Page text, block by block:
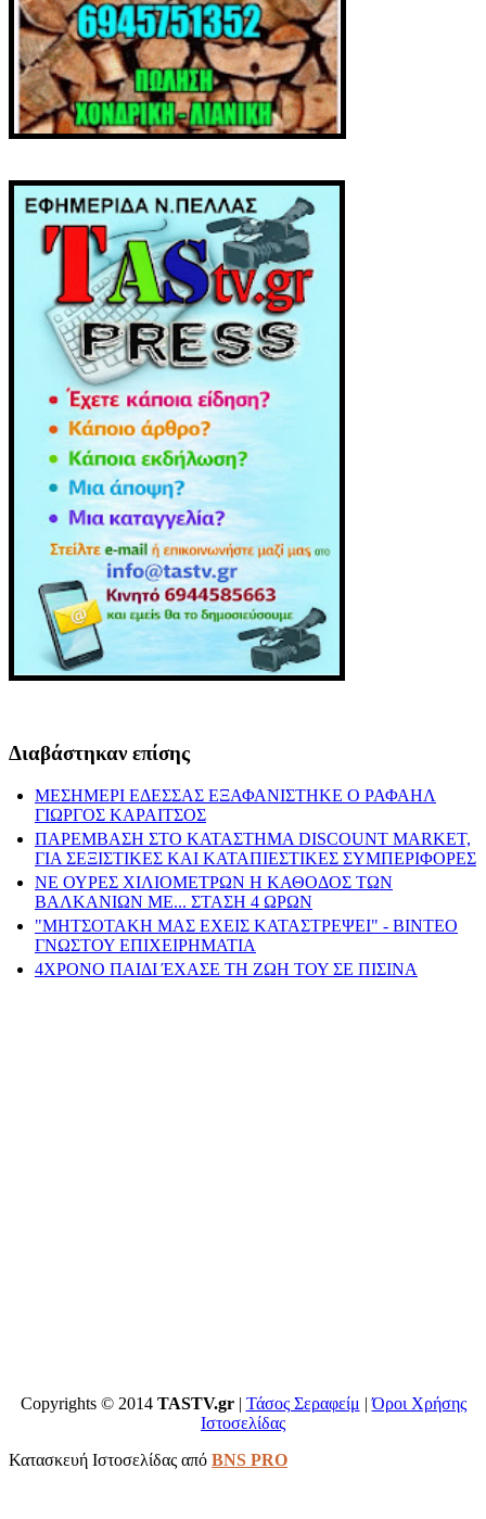
Διαβάστηκαν επίσης
ΜΕΣΗΜΕΡΙ ΕΔΕΣΣΑΣ ΕΞΑΦΑΝΙΣΤΗΚΕ Ο ΡΑΦΑΗΛ
ΓΙΩΡΓΟΣ ΚΑΡΑΙΤΣΟΣ
ΠΑΡΕΜΒΑΣΗ ΣΤΟ ΚΑΤΑΣΤΗΜΑ DISCOUNT MARKET,
ΓΙΑ ΣΕΞΙΣΤΙΚΕΣ ΚΑΙ ΚΑΤΑΠΙΕΣΤΙΚΕΣ ΣΥΜΠΕΡΙΦΟΡΕΣ
ΝΕ ΟΥΡΕΣ ΧΙΛΙΟΜΕΤΡΩΝ Η ΚΑΘΟΔΟΣ ΤΩΝ
ΒΑΛΚΑΝΙΩΝ ΜΕ... ΣΤΑΣΗ 4 ΩΡΩΝ
"ΜΗΤΣΟΤΑΚΗ ΜΑΣ ΕΧΕΙΣ ΚΑΤΑΣΤΡΕΨΕΙ" - ΒΙΝΤΕΟ
ΓΝΩΣΤΟΥ ΕΠΙΧΕΙΡΗΜΑΤΙΑ
4ΧΡΟΝΟ ΠΑΙΔΙ ΈΧΑΣΕ ΤΗ ΖΩΗ ΤΟΥ ΣΕ ΠΙΣΙΝΑ
Copyrights © 2014 TASTV.gr| Τάσος Σεραφείμ |Όροι Χρήσης
Ιστοσελίδας
Κατασκευή Ιστοσελίδας από BNS PRO